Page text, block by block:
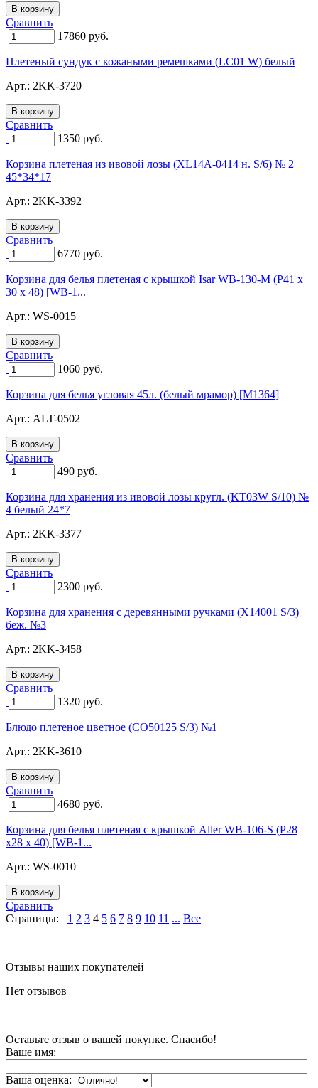
Сравнить
17860 руб.
Плетеный сундук с кожаными ремешками (LC01 W) белый
Арт.: 2KK-3720
Сравнить
1350 руб.
Корзина плетеная из ивовой лозы (XL14A-0414 н. S/6) № 2
45*34*17
Арт.: 2KK-3392
Сравнить
6770 руб.
Корзина для белья плетеная с крышкой Isar WB-130-M (Р41 х
30 х 48) [WB-1...
Арт.: WS-0015
Сравнить
1060 руб.
Корзина для белья угловая 45л. (белый мрамор) [M1364]
Арт.: ALT-0502
Сравнить
490 руб.
Корзина для хранения из ивовой лозы кругл. (KT03W S/10) №
4 белый 24*7
Арт.: 2KK-3377
Сравнить
2300 руб.
Корзина для хранения с деревянными ручками (X14001 S/3)
беж. №3
Арт.: 2KK-3458
Сравнить
1320 руб.
Блюдо плетеное цветное (CO50125 S/3) №1
Арт.: 2KK-3610
Сравнить
4680 руб.
Корзина для белья плетеная с крышкой Aller WB-106-S (Р28
х28 х 40) [WB-1...
Арт.: WS-0010
Сравнить
Страницы: 1 2 3 4 5 6 7 8 9 10 11 ... Все
Отзывы наших покупателей
Нет отзывов
Оставьте отзыв о вашей покупке. Спасибо!
Ваше имя:
Ваша оценка: